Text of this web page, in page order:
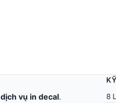
dịch vụ in decal.
8